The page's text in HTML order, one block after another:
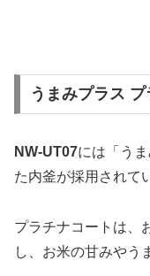
うまみプラス
NW-UT07には「う
た内釜が採用されて
プラチナコートは、
し、お米の甘みやう